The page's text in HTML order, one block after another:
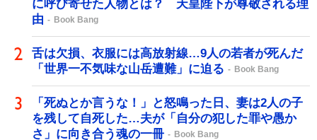
に呼び寄せた人物とは？ 天皇陛下が尊敬される理
由
Book Bang
舌は欠損、衣服には高放射線…9人の若者が死んだ
「世界一不気味な山岳遭難」に迫る
Book Bang
「死ぬとか言うな！」と怒鳴った日、妻は2人の子
を残して自死した…夫が「自分の犯した罪や愚か
さ」に向き合う魂の一冊
Book Bang